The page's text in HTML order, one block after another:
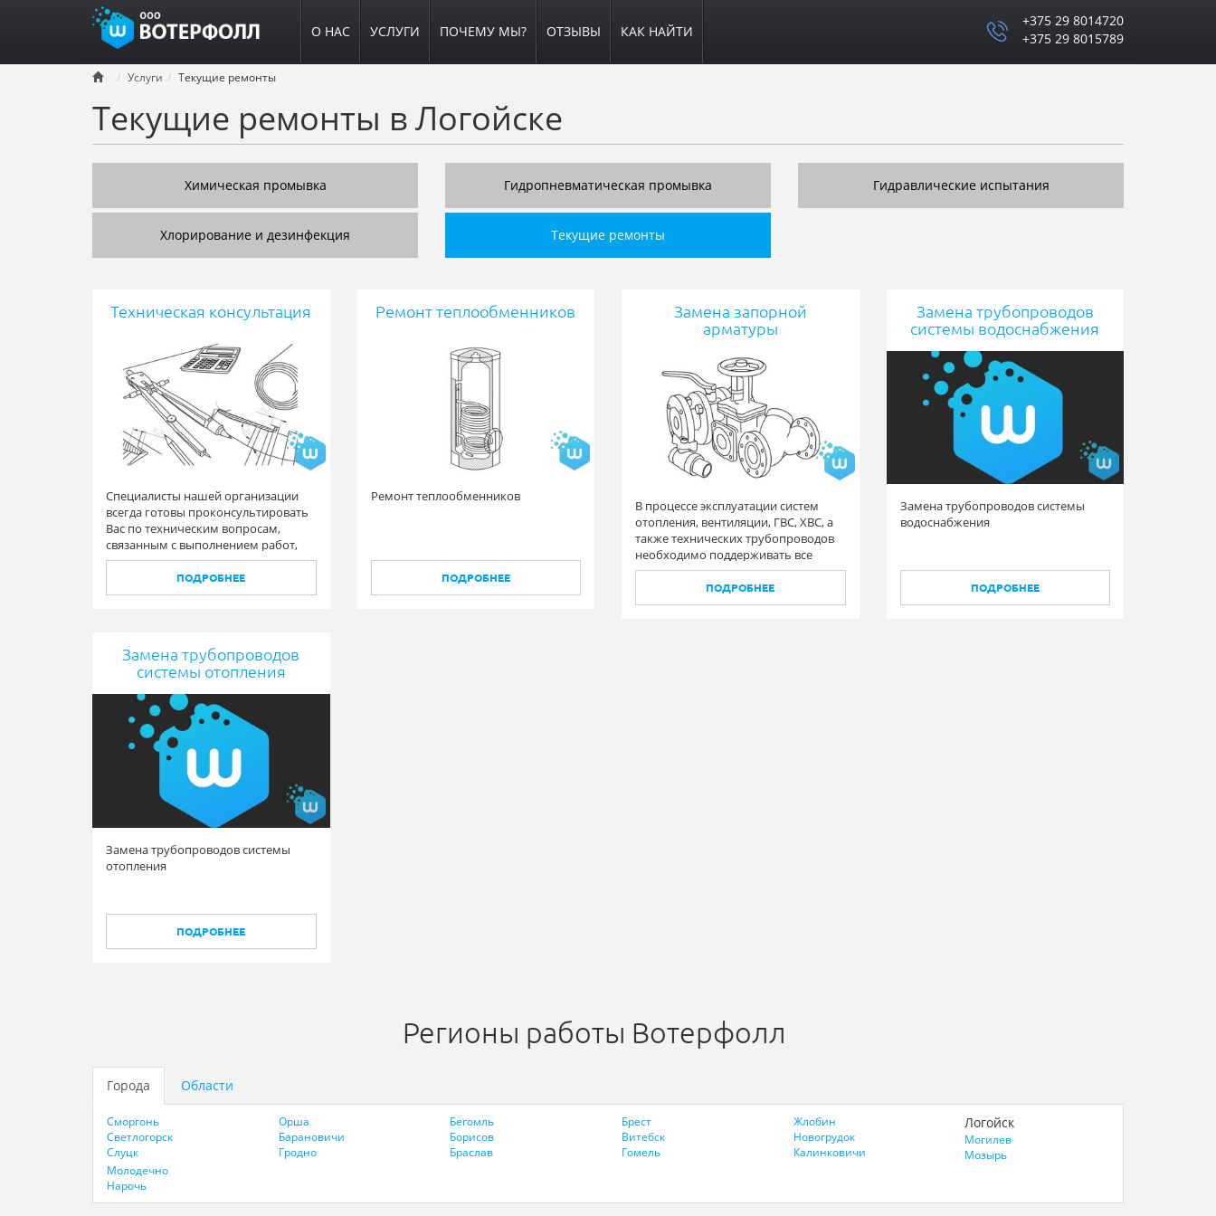
О НАС УСЛУГИ ПОЧЕМУ МЫ? ОТЗЫВЫ КАК НАЙТИ
+375 29 8014720
+375 29 8015789
Услуги Текущие ремонты
Текущие ремонты в Логойске
Химическая промывка Гидропневматическая промывка Гидравлические испытания
Хлорирование и дезинфекция Текущие ремонты
Техническая консультация
Специалисты нашей организации
всегда готовы проконсультировать
Вас по техническим вопросам,
связанным с выполнением работ,
предложить свои варианты
решения различного рода задач.
ПОДРОБНЕЕ
Ремонт теплообменников
Ремонт теплообменников
ПОДРОБНЕЕ
Замена запорной
арматуры
В процессе эксплуатации систем
отопления, вентиляции, ГВС, ХВС, а
также технических трубопроводов
необходимо поддерживать все
элементы в исправном состоянии, в
том числе и запорную арматуру.
ПОДРОБНЕЕ
Замена трубопроводов
системы водоснабжения
Замена трубопроводов системы
водоснабжения
ПОДРОБНЕЕ
Замена трубопроводов
системы отопления
Замена трубопроводов системы
отопления
ПОДРОБНЕЕ
Регионы работы Вотерфолл
Города Области
Сморгонь
Светлогорск
Слуцк
Орша
Барановичи
Гродно
Бегомль
Борисов
Браслав
Брест
Витебск
Гомель
Жлобин
Новогрудок
Калинковичи
Логойск
Могилев
Мозырь
Молодечно
Нарочь